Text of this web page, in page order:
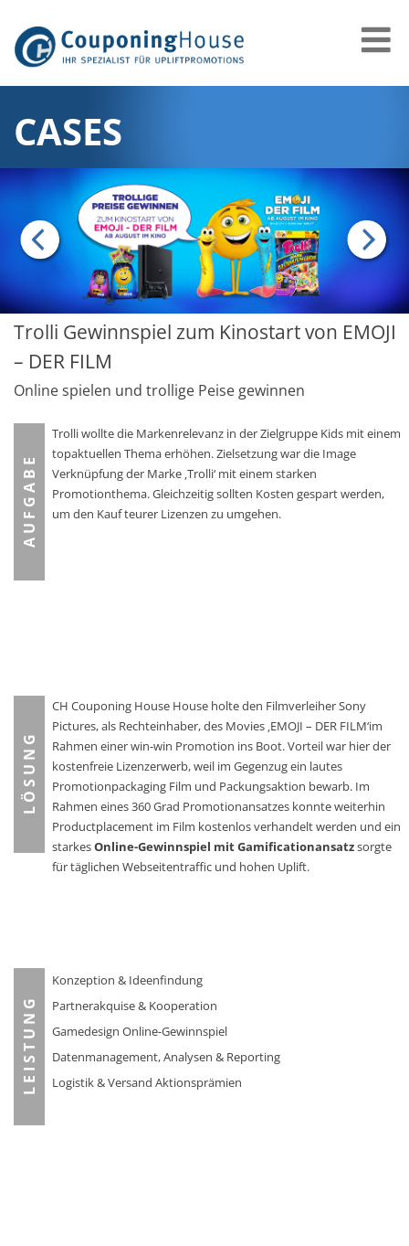
CASES
Trolli Gewinnspiel zum Kinostart von EMOJI
– DER FILM
Online spielen und trollige Peise gewinnen
A U F G A B E
Trolli wollte die Markenrelevanz in der Zielgruppe Kids mit einem
topaktuellen Thema erhöhen. Zielsetzung war die Image
Verknüpfung der Marke ‚Trolli‘ mit einem starken
Promotionthema. Gleichzeitig sollten Kosten gespart werden,
um den Kauf teurer Lizenzen zu umgehen.
L Ö S U N G
CH Couponing House House holte den Filmverleiher Sony
Pictures, als Rechteinhaber, des Movies ‚EMOJI – DER FILM‘im
Rahmen einer win-win Promotion ins Boot. Vorteil war hier der
kostenfreie Lizenzerwerb, weil im Gegenzug ein lautes
Promotionpackaging Film und Packungsaktion bewarb. Im
Rahmen eines 360 Grad Promotionansatzes konnte weiterhin
Productplacement im Film kostenlos verhandelt werden und ein
starkesOnline-Gewinnspiel mit Gamificationansatzsorgte
für täglichen Webseitentraffic und hohen Uplift.
L E I S T U N G
Konzeption & Ideenfindung
Partnerakquise & Kooperation
Gamedesign Online-Gewinnspiel
Datenmanagement, Analysen & Reporting
Logistik & Versand Aktionsprämien